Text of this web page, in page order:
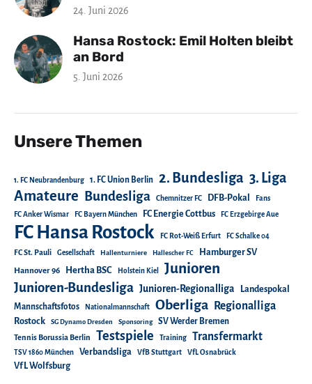
24. Juni 2026
Hansa Rostock: Emil Holten bleibt
an Bord
5. Juni 2026
Unsere Themen
1. FC Neubrandenburg 1. FC Union Berlin 2. Bundesliga 3. Liga
Amateure Bundesliga Chemnitzer FC DFB-Pokal Fans
FC Anker Wismar FC Bayern München FC Energie Cottbus FC Erzgebirge Aue
FC Hansa Rostock FC Rot-Weiß Erfurt FC Schalke 04
FC St. Pauli Gesellschaft Hallenturniere Hallescher FC Hamburger SV
Hannover 96 Hertha BSC Holstein Kiel Junioren
Junioren-Bundesliga Junioren-Regionalliga
Landespokal
Mannschaftsfotos
Nationalmannschaft Oberliga Regionalliga
Rostock SG Dynamo Dresden Sponsoring SV Werder Bremen
Tennis Borussia Berlin Testspiele Training Transfermarkt
TSV 1860 München Verbandsliga VfB Stuttgart VfL Osnabrück
VfL Wolfsburg